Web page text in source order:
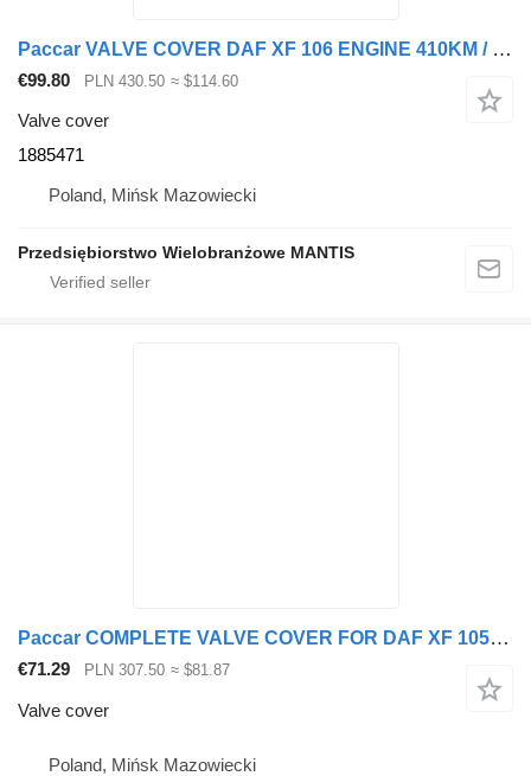
Paccar VALVE COVER DAF XF 106 ENGINE 410KM / 460KM / 510KM 1885471 for truck tractor
€99.80 PLN 430.50 ≈ $114.60
Valve cover
1885471
Poland, Mińsk Mazowiecki
Przedsiębiorstwo Wielobranżowe MANTIS
Paccar COMPLETE VALVE COVER FOR DAF XF 105 ENGINE 410KM / 460KM / 510 for truck tractor
€71.29 PLN 307.50 ≈ $81.87
Valve cover
Poland, Mińsk Mazowiecki